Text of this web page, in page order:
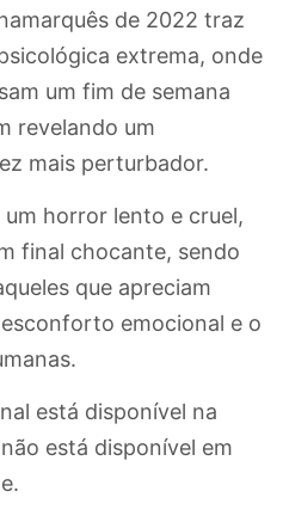
de 2022 traz
extrema, onde
um fim de semana
revelando um
mais perturbador.
um horror lento e cruel,
final chocante, sendo
que apreciam
emocional e o
está disponível na
está disponível em